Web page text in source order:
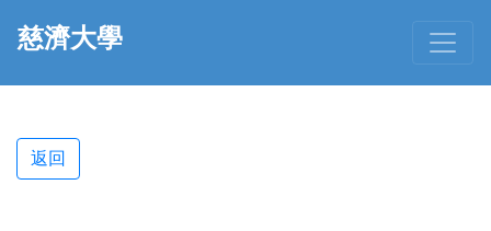
慈濟大學
返回